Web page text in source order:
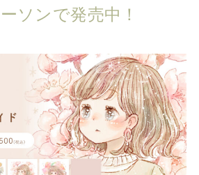
ソンで発売中！